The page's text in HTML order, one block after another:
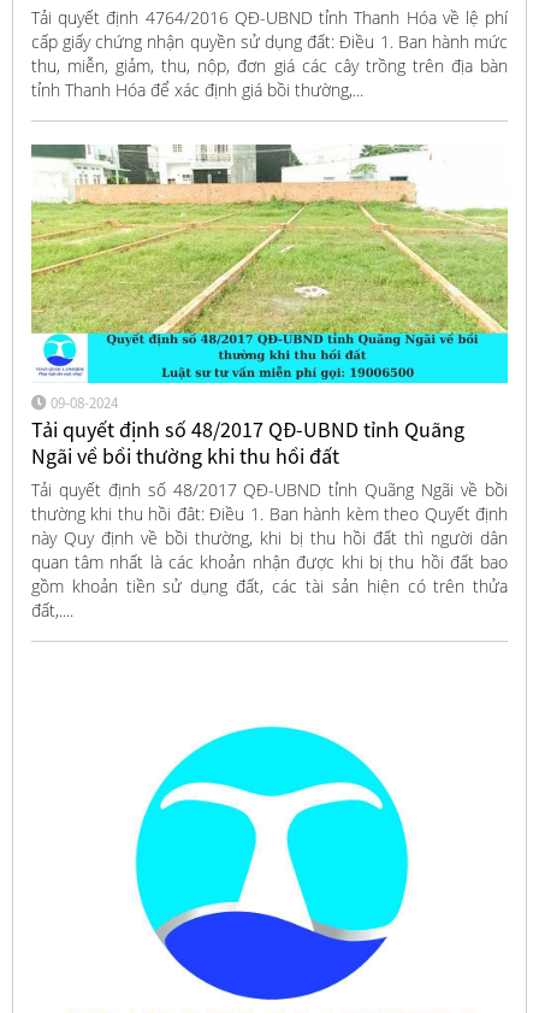
Tải quyết định 4764/2016 QĐ-UBND tỉnh Thanh Hóa về lệ phí
cấp giấy chứng nhận quyền sử dụng đất: Điều 1. Ban hành mức
thu, miễn, giảm, thu, nộp, đơn giá các cây trồng trên địa bàn
tỉnh Thanh Hóa để xác định giá bồi thường,...
09-08-2024
Tải quyết định số 48/2017 QĐ-UBND tỉnh Quãng
Ngãi về bồi thường khi thu hồi đất
Tải quyết định số 48/2017 QĐ-UBND tỉnh Quãng Ngãi về bồi
thường khi thu hồi đât: Điều 1. Ban hành kèm theo Quyết định
này Quy định về bồi thường, khi bị thu hồi đất thì người dân
quan tâm nhất là các khoản nhận được khi bị thu hồi đất bao
gồm khoản tiền sử dụng đất, các tài sản hiện có trên thửa
đất,....